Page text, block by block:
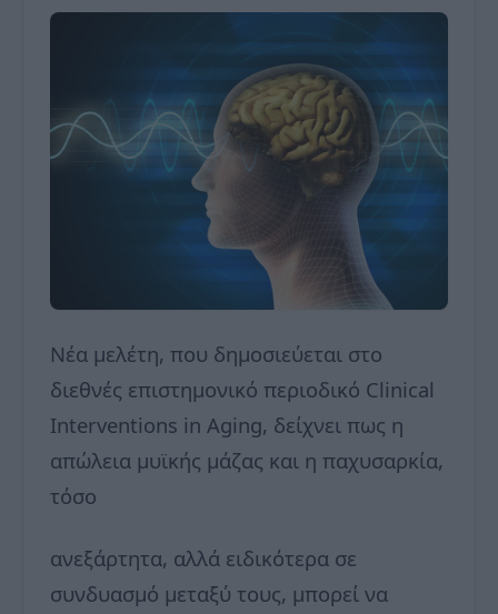
Νέα μελέτη, που δημοσιεύεται στο
διεθνές επιστημονικό περιοδικό Clinical
Interventions in Aging, δείχνει πως η
απώλεια μυϊκής μάζας και η παχυσαρκία,
τόσο
ανεξάρτητα, αλλά ειδικότερα σε
συνδυασμό μεταξύ τους, μπορεί να